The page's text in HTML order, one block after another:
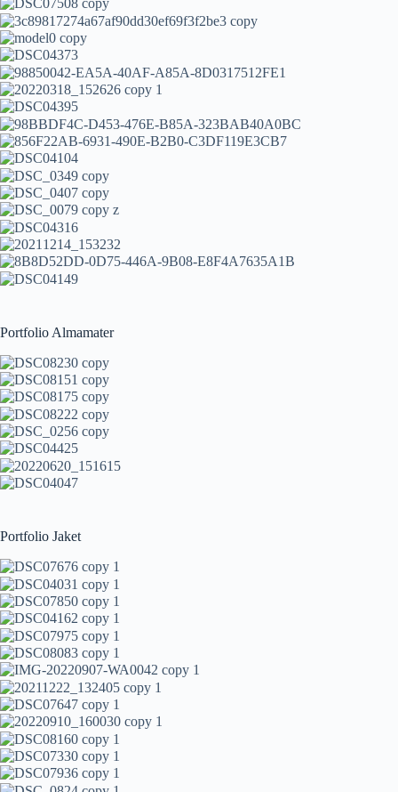
Portfolio Almamater
Portfolio Jaket